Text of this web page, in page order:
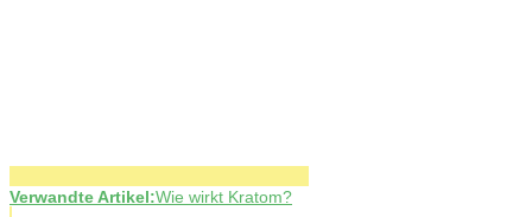
Verwandte Artikel:Wie wirkt Kratom?